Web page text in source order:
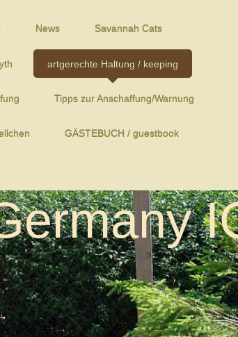
News Savannah Cats
artgerechte Haltung / keeping
Tipps zur Anschaffung/Warnung
GÄSTEBUCH / guestbook